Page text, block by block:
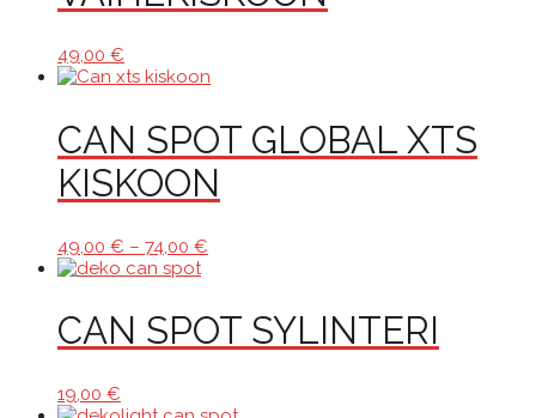
49,00 €
CAN SPOT GLOBAL XTS
KISKOON
49,00 € – 74,00 €
CAN SPOT SYLINTERI
19,00 €